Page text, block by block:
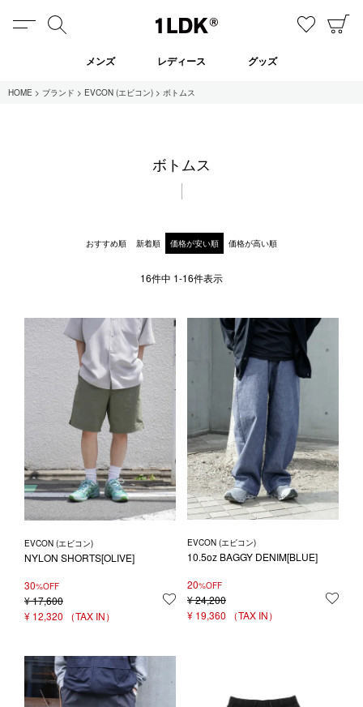
MENU お気に
メンズ レディース グッズ
UNIVERSAL PRODUCTS.
EVCON
MY___
1LDK STAND
SEARCH
HOME ブランド EVCON (エビコン) ボトムス
ボトムス
おすすめ順 新着順 価格が安い順 価格が高い順
16件中 1-16件表示
EVCON (エビコン)
NYLON SHORTS[OLIVE]
30%OFF
¥17,600
¥ 12,320
お気に入りに登録する
EVCON (エビコン)
10.5oz BAGGY DENIM[BLUE]
20%OFF
¥24,200
¥ 19,360